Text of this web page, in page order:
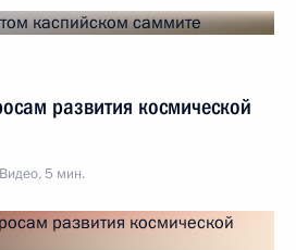
развития космической
Видео, 5 мин.